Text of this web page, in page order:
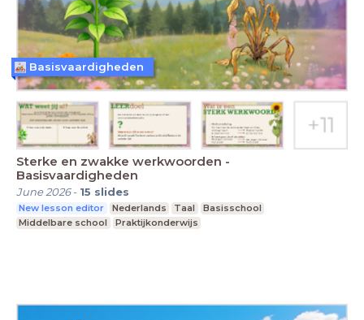
Sterke en zwakke werkwoorden -
Basisvaardigheden
June 2026- 15 slides
New lesson editor Nederlands Taal
Basisschool
Middelbare school
Praktijkonderwijs
Basisvaardigheden